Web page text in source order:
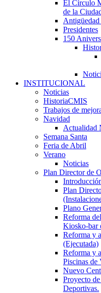
El Círculo
de la
Antigüedad
Presidentes
150
INSTITUCIONAL
Noticias
HistoriaCMIS
Trabajos de
Navidad
Actualidad
Semana Santa
Feria de Abril
Verano
Noticias
Plan Director de
Plan
Plano
Reforma
Kiosko-bar
Reforma y
(Ejecutada)
Reforma y
Piscinas de
Nuevo
Proyecto
Deportivas.